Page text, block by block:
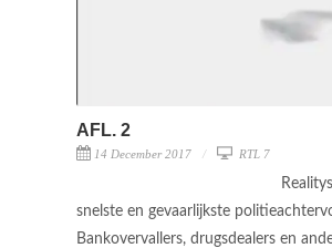
AFL. 2
14 December 2017 RTL 7
snelste en gevaarlijkste
Bankovervallers, drugsdealers en